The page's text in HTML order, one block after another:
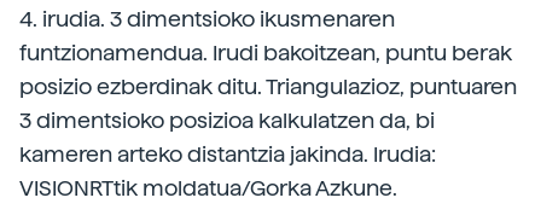
4. irudia. 3 dimentsioko ikusmenaren
funtzionamendua. Irudi bakoitzean, puntu berak
posizio ezberdinak ditu. Triangulazioz, puntuaren
3 dimentsioko posizioa kalkulatzen da, bi
kameren arteko distantzia jakinda. Irudia:
VISIONRTtik moldatua/Gorka Azkune.